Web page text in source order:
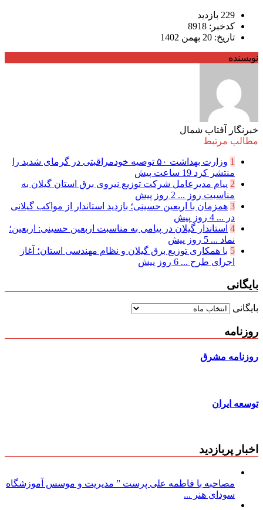
229 بازدید
کدخبر: 8918
تاریخ: 20 بهمن 1402
نویسنده
خبرنگار آفتاب شمال
مطالب مرتبط
1
وزارت بهداشت ۵۰ توصیه خودمراقبتی در گرمای شدید را
منتشر کرد 19 ساعت پیش
2 پیام مدیرعامل شركت توزیع نیروی برق استان گیلان به
مناسبت روز ... 2 روز پیش
3 همزمان با اربعین حسینی؛ بازدید استاندار از مواکب گیلانی
در ... 4 روز پیش
4 استاندار گیلان در پیامی به مناسبت اربعین حسینی: اربعین؛
نماد ... 5 روز پیش
5 با همکاری توزیع برق گیلان و نظام مهندسی استان؛ آغاز
اجرای طرح ... 6 روز پیش
بایگانی
بایگانی
روزنامه
روزنامه مشرق
توسعه ایران
اخبار پربازدید
مصاحبه با فاطمه علی پرست ” مدیریت و موسس آموزشگاه
سودای هنر ...